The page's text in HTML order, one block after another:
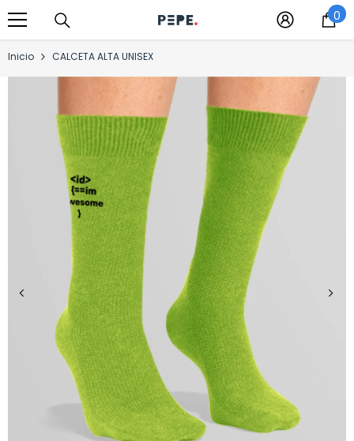
Saltar al contenido 0 0
Inicio CALCETA ALTA UNISEX